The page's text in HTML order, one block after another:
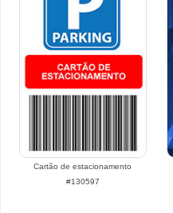
Cartão de estacionamento
#130597